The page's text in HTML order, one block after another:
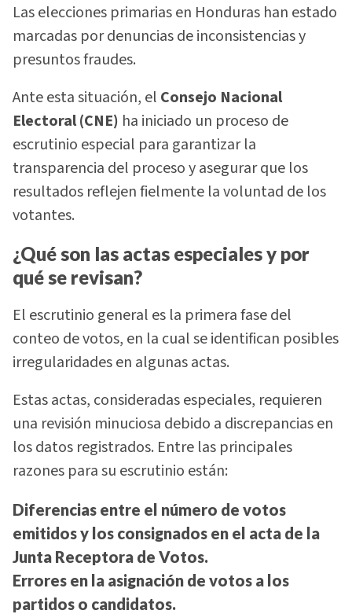
Las elecciones primarias en Honduras han estado
marcadas por denuncias de inconsistencias y
presuntos fraudes.
Ante esta situación, el Consejo Nacional
Electoral (CNE) ha iniciado un proceso de
escrutinio especial para garantizar la
transparencia del proceso y asegurar que los
resultados reflejen fielmente la voluntad de los
votantes.
¿Qué son las actas especiales y por
qué se revisan?
El escrutinio general es la primera fase del
conteo de votos, en la cual se identifican posibles
irregularidades en algunas actas.
Estas actas, consideradas especiales, requieren
una revisión minuciosa debido a discrepancias en
los datos registrados. Entre las principales
razones para su escrutinio están:
Diferencias entre el número de votos
emitidos y los consignados en el acta de la
Junta Receptora de Votos.
Errores en la asignación de votos a los
partidos o candidatos.